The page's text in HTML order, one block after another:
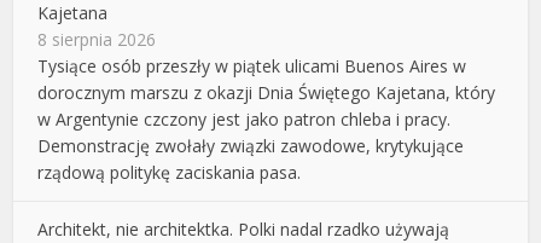
Kajetana
8 sierpnia 2026
Tysiące osób przeszły w piątek ulicami Buenos Aires w
dorocznym marszu z okazji Dnia Świętego Kajetana, który
w Argentynie czczony jest jako patron chleba i pracy.
Demonstrację zwołały związki zawodowe, krytykujące
rządową politykę zaciskania pasa.
Architekt, nie architektka. Polki nadal rzadko używają